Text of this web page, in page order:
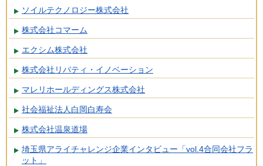
ソイルテクノロジー株式会社
株式会社コマーム
エクシム株式会社
株式会社リバティ・イノベーション
マレリホールディングス株式会社
社会福祉法人白岡白寿会
株式会社温泉道場
埼玉県アライチャレンジ企業インタビュー「vol.4合同会社フラ
ット」